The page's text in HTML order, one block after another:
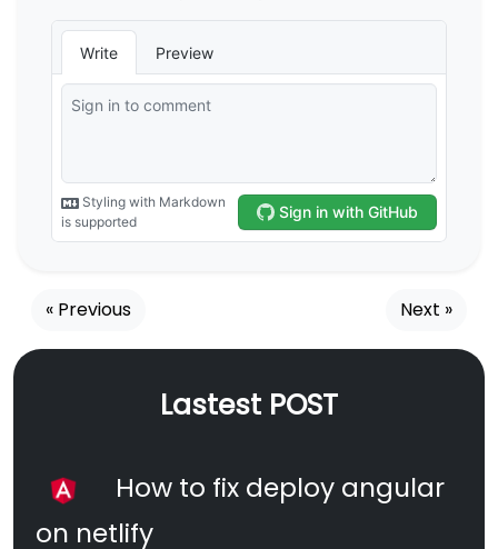
« Previous Next »
Lastest POST
How to fix deploy angular
on netlify